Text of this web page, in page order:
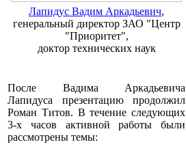
Лапидус Вадим Аркадьевич,
генеральный директор ЗАО "Центр
"Приоритет",
доктор технических наук
После Вадима Аркадьевича
Лапидуса презентацию продолжил
Роман Титов. В течение следующих
3-х часов активной работы были
рассмотрены темы: